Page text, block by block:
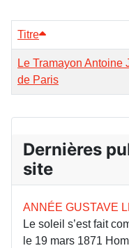
Titre
Le Tramayon Antoine
de Paris
Dernières
site
ANNÉE GUSTAVE
Le soleil s’est fait
le 19 mars 1871